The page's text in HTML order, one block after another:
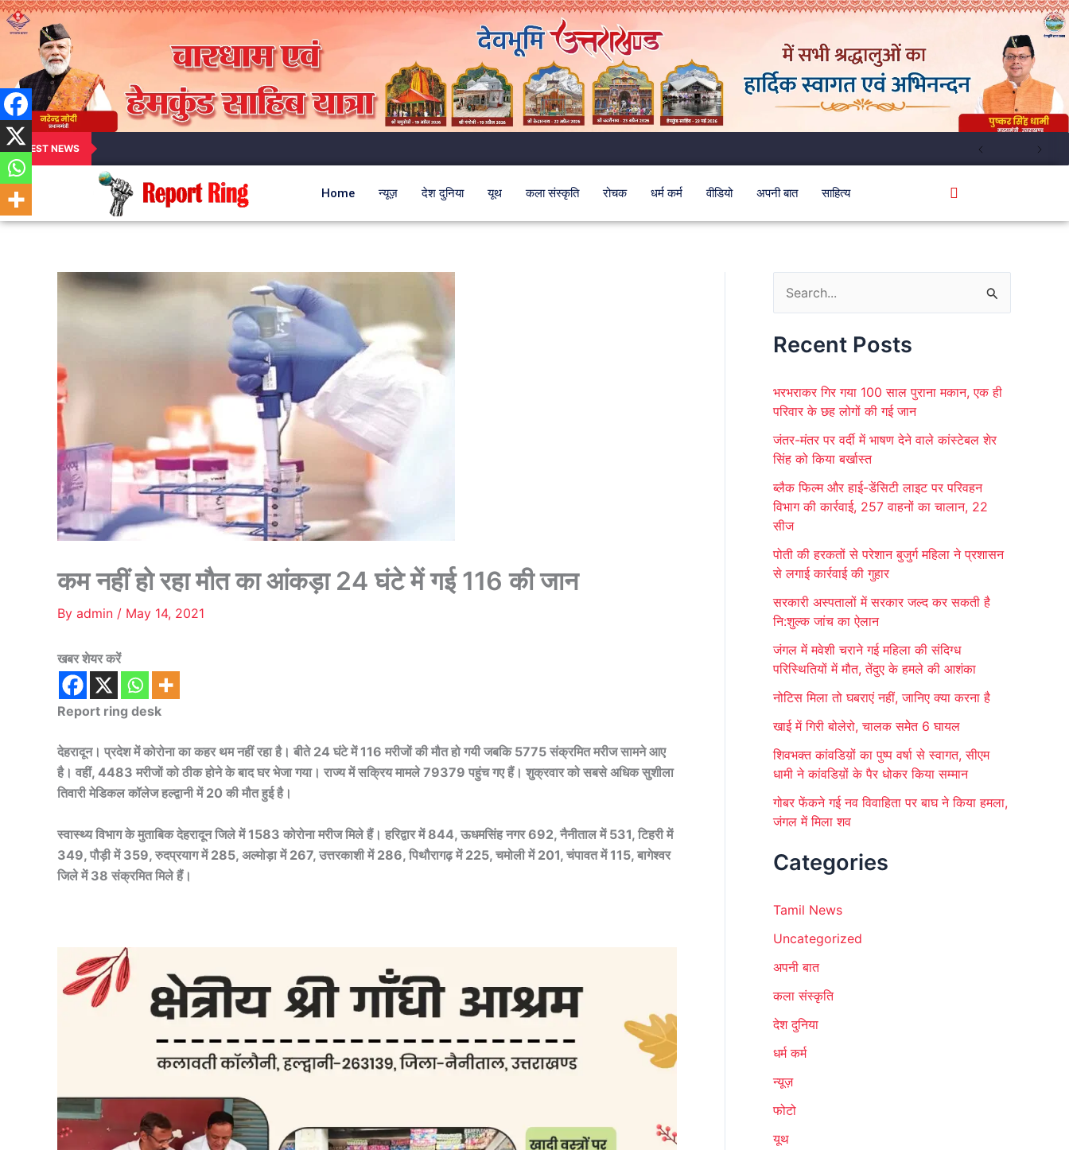
LATEST NEWS
Home न्यूज़ देश दुनिया यूथ कला संस्कृति रोचक धर्म कर्म वीडियो अपनी बात साहित्य
कम नहीं हो रहा मौत का आंकड़ा 24 घंटे में गई 116 की जान
By admin / May 14, 2021
खबर शेयर करें
Report ring desk
देहरादून। प्रदेश में कोरोना का कहर थम नहीं रहा है। बीते 24 घंटे में 116 मरीजों की मौत हो गयी जबकि 5775 संक्रमित मरीज सामने आए
है। वहीं, 4483 मरीजों को ठीक होने के बाद घर भेजा गया। राज्य में सक्रिय मामले 79379 पहुंच गए हैं। शुक्रवार को सबसे अधिक सुशीला
तिवारी मेडिकल कॉलेज हल्द्वानी में 20 की मौत हुई है।
स्वास्थ्य विभाग के मुताबिक देहरादून जिले में 1583 कोरोना मरीज मिले हैं। हरिद्वार में 844, ऊधमसिंह नगर 692, नैनीताल में 531, टिहरी में
349, पौड़ी में 359, रुदप्रयाग में 285, अल्मोड़ा में 267, उत्तरकाशी में 286, पिथौरागढ़ में 225, चमोली में 201, चंपावत में 115, बागेश्वर
जिले में 38 संक्रमित मिले हैं।
a
c
f
r
:
Recent Posts
भरभराकर गिर गया 100 साल पुराना मकान, एक ही
परिवार के छह लोगों की गई जान
जंतर-मंतर पर वर्दी में भाषण देने वाले कांस्टेबल शेर
सिंह को किया बर्खास्त
ब्लैक फिल्म और हाई-डेंसिटी लाइट पर परिवहन
विभाग की कार्रवाई, 257 वाहनों का चालान, 22
सीज
पोती की हरकतों से परेशान बुजुर्ग महिला ने प्रशासन
से लगाई कार्रवाई की गुहार
सरकारी अस्पतालों में सरकार जल्द कर सकती है
नि:शुल्क जांच का ऐलान
जंगल में मवेशी चराने गई महिला की संदिग्ध
परिस्थितियों में मौत, तेंदुए के हमले की आशंका
नोटिस मिला तो घबराएं नहीं, जानिए क्या करना है
खाई में गिरी बोलेरो, चालक समेेत 6 घायल
शिवभक्त कांवडिय़ों का पुष्प वर्षा से स्वागत, सीएम
धामी ने कांवडिय़ों के पैर धोकर किया सम्मान
गोबर फेंकने गई नव विवाहिता पर बाघ ने किया हमला,
जंगल में मिला शव
Categories
Tamil News
Uncategorized
अपनी बात
कला संस्कृति
देश दुनिया
धर्म कर्म
न्यूज़
फोटो
यूथ